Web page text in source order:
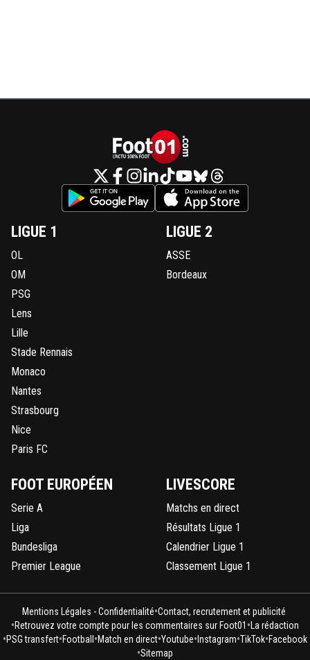
LIGUE 1
OL
OM
PSG
Lens
Lille
Stade Rennais
Monaco
Nantes
Strasbourg
Nice
Paris FC
LIGUE 2
ASSE
Bordeaux
FOOT EUROPÉEN
Serie A
Liga
Bundesliga
Premier League
LIVESCORE
Matchs en direct
Résultats Ligue 1
Calendrier Ligue 1
Classement Ligue 1
Mentions Légales - Confidentialité•Contact, recrutement et publicité
•Retrouvez votre compte pour les commentaires sur Foot01 • La rédaction
•PSG transfert•Football •Match en direct•Youtube• Instagram•TikTok•Facebook
•Sitemap